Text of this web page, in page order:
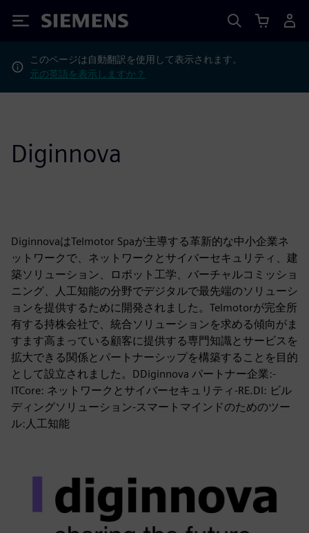
Siemens
このページは自動翻訳を使用して表示されます。
元の英語を表示しますか？
Diginnova
DiginnovaはTelmotor Spaが主導する革新的な中小企業ネ
ットワークで、ネットワークとサイバーセキュリティ、建
築ソリューション、ロボット工学、バーチャルコミッショ
ニング、人工知能の分野でデジタルで最先端のソリューシ
ョンを提供するために開発されました。Telmotorが完全所
有する持株会社で、統合ソリューションを求める傾向がま
すます高まっている顧客に提供する専門知識とサービスを
拡大できる関係とパートナーシップを構築することを目的
として設立されました。DDiginnova パートナー企業:-
ITCore: ネットワークとサイバーセキュリティ-RE.DI: ビル
ディングソリューション-スマートマインドのためのツー
ル:人工知能